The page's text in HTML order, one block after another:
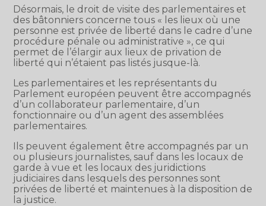
Désormais, le droit de visite des parlementaires et
des bâtonniers concerne tous « les lieux où une
personne est privée de liberté dans le cadre d’une
procédure pénale ou administrative », ce qui
permet de l’élargir aux lieux de privation de
liberté qui n’étaient pas listés jusque-là.
Les parlementaires et les représentants du
Parlement européen peuvent être accompagnés
d’un collaborateur parlementaire, d’un
fonctionnaire ou d’un agent des assemblées
parlementaires.
Ils peuvent également être accompagnés par un
ou plusieurs journalistes, sauf dans les locaux de
garde à vue et les locaux des juridictions
judiciaires dans lesquels des personnes sont
privées de liberté et maintenues à la disposition de
la justice.